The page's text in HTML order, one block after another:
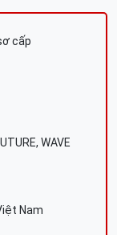
cấp
WAVE
Nam